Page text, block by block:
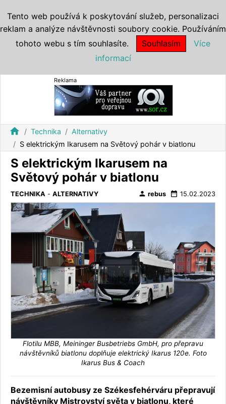
Reklama
home Technika
Alternativy
S elektrickým Ikarusem na Světový pohár v biatlonu
S elektrickým Ikarusem na
Světový pohár v biatlonu
TECHNIKA - ALTERNATIVY person rebus date_range 15.02.2023
Flotilu MBB, Meininger Busbetriebs GmbH, pro přepravu
návštěvníků biatlonu doplňuje elektrický Ikarus 120e. Foto
Ikarus Bus & Coach
Bezemisní autobusy ze Székesfehérváru přepravují
návštěvníky Mistrovství světa v biatlonu, které
Tento web používá k poskytování služeb, personalizaci
reklam a analýze návštěvnosti soubory cookie. Používáním
tohoto webu s tím souhlasíte.
Souhlasím
Více
informací